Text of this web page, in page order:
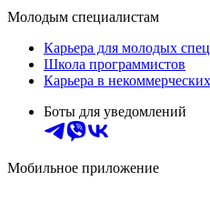
Молодым специалистам
Карьера для молодых
Школа программистов
Карьера в
Боты для уведомлений
Мобильное приложение